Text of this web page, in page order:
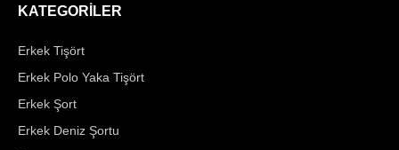
KATEGORİLER
Erkek Tişört
Erkek Polo Yaka Tişört
Erkek Şort
Erkek Deniz Şortu